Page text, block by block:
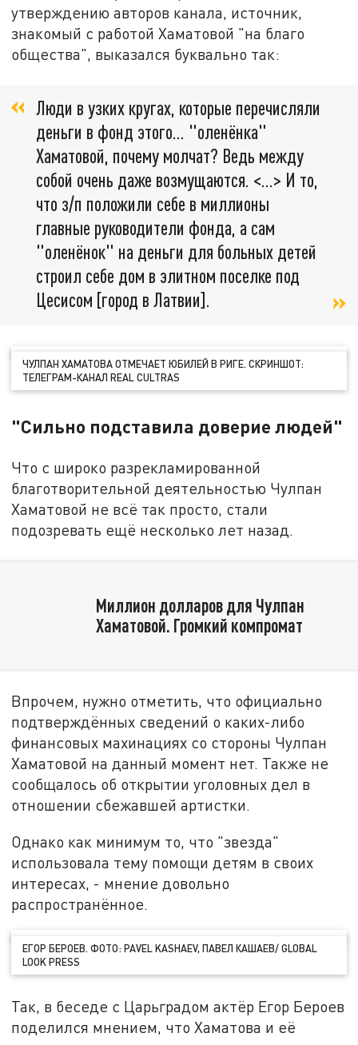
утверждению авторов канала, источник,
знакомый с работой Хаматовой "на благо
общества", выказался буквально так:
Люди в узких кругах, которые перечисляли
деньги в фонд этого… "оленёнка"
Хаматовой, почему молчат? Ведь между
собой очень даже возмущаются. <…> И то,
что з/п положили себе в миллионы
главные руководители фонда, а сам
"оленёнок" на деньги для больных детей
строил себе дом в элитном поселке под
Цесисом [город в Латвии].
ЧУЛПАН ХАМАТОВА ОТМЕЧАЕТ ЮБИЛЕЙ В РИГЕ. СКРИНШОТ:
ТЕЛЕГРАМ-КАНАЛ REAL CULTRAS
"Сильно подставила доверие людей"
Что с широко разрекламированной
благотворительной деятельностью Чулпан
Хаматовой не всё так просто, стали
подозревать ещё несколько лет назад.
Миллион долларов для Чулпан
Хаматовой. Громкий компромат
Впрочем, нужно отметить, что официально
подтверждённых сведений о каких-либо
финансовых махинациях со стороны Чулпан
Хаматовой на данный момент нет. Также не
сообщалось об открытии уголовных дел в
отношении сбежавшей артистки.
Однако как минимум то, что "звезда"
использовала тему помощи детям в своих
интересах, - мнение довольно
распространённое.
ЕГОР БЕРОЕВ. ФОТО: PAVEL KASHAEV, ПАВЕЛ КАШАЕВ/ GLOBAL
LOOK PRESS
Так, в беседе с Царьградом актёр Егор Бероев
поделился мнением, что Хаматова и её